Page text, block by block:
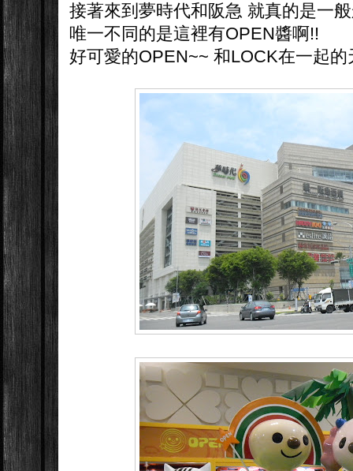
接著來到夢時代和阪急 就真的是一
唯一不同的是這裡有OPEN醬啊!!
好可愛的OPEN~~ 和LOCK在一起